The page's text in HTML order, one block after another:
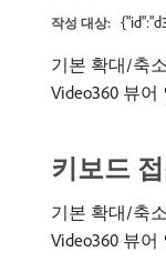
작성 대상:
기본 확대/축
Video360 뷰
키보드
기본 확대/축
Video360 뷰